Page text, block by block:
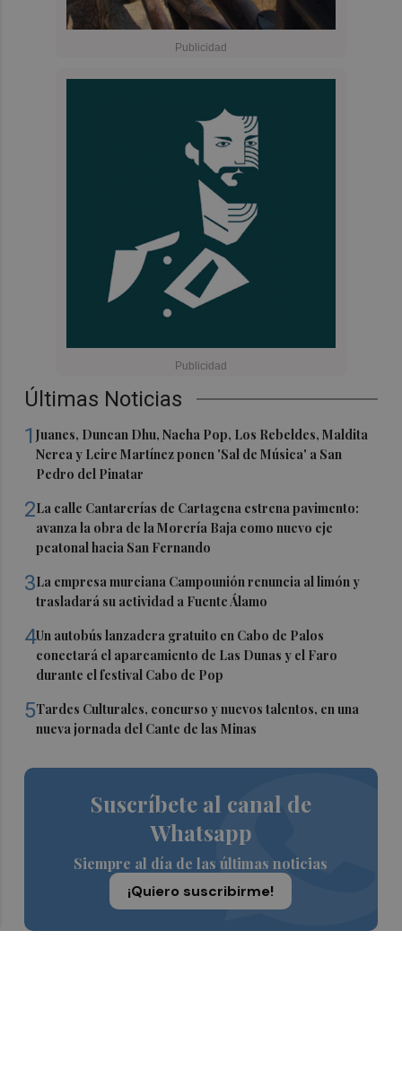
Últimas Noticias
1Juanes, Duncan Dhu, Nacha Pop, Los Rebeldes, Maldita
Nerea y Leire Martínez ponen 'Sal de Música' a San
Pedro del Pinatar
2La calle Cantarerías de Cartagena estrena pavimento:
avanza la obra de la Morería Baja como nuevo eje
peatonal hacia San Fernando
3La empresa murciana Campounión renuncia al limón y
trasladará su actividad a Fuente Álamo
4Un autobús lanzadera gratuito en Cabo de Palos
conectará el aparcamiento de Las Dunas y el Faro
durante el festival Cabo de Pop
5Tardes Culturales, concurso y nuevos talentos, en una
nueva jornada del Cante de las Minas
Suscríbete al canal de
Whatsapp
Siempre al día de las últimas noticias
¡Quiero suscribirme!